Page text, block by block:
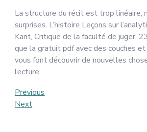
La structure du récit est trop linéaire,
surprises. L’histoire Leçons sur
Kant, Critique de la faculté de juger,
que la gratuit pdf avec des couches
vous font découvrir de nouvelles
lecture.
Post
navigation
Previous
Post
Previous
Next
Next